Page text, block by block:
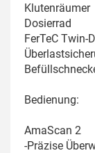
Klutenräumer
Dosierrad
FerTeC Twin-
Bedienung:
AmaScan 2
-Präzise